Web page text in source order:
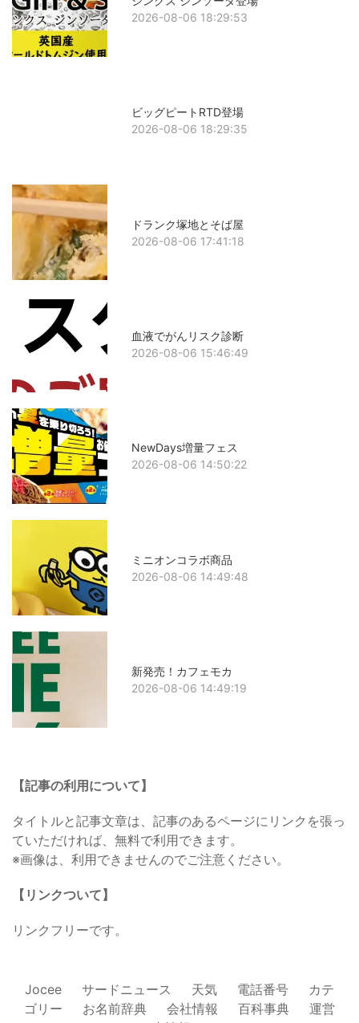
2026-08-06 18:29:53
ビッグピートRTD登場
2026-08-06 18:29:35
ドランク塚地とそば屋
2026-08-06 17:41:18
血液でがんリスク診断
2026-08-06 15:46:49
NewDays増量フェス
2026-08-06 14:50:22
ミニオンコラボ商品
2026-08-06 14:49:48
新発売！カフェモカ
2026-08-06 14:49:19
【記事の利用について】
タイトルと記事文章は、記事のあるページにリンクを張っ
ていただければ、無料で利用できます。
※画像は、利用できませんのでご注意ください。
【リンクついて】
リンクフリーです。
Jocee サードニュース 天気 電話番号
カテ
ゴリー
お名前辞典 会社情報 百科事典
運営